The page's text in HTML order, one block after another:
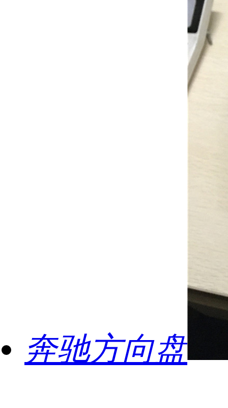
奔驰方向盘